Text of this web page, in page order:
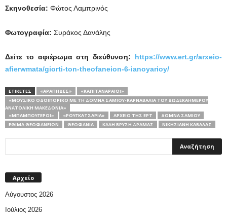
Σκηνοθεσία: Φώτος Λαμπρινός
Φωτογραφία: Συράκος Δανάλης
Δείτε το αφιέρωμα στη διεύθυνση: https://www.ert.gr/arxeio-
afierwmata/giorti-ton-theofaneion-6-ianoyarioy/
ΕΤΙΚΕΤΕΣ «ΑΡΆΠΗΔΕΣ»
«ΚΑΠΙΤΑΝΑΡΑΊΟΙ»
«ΜΟΥΣΙΚΌ ΟΔΟΙΠΟΡΙΚΌ ΜΕ ΤΗ ΔΌΜΝΑ ΣΑΜΊΟΥ-ΚΑΡΝΑΒΆΛΙΑ ΤΟΥ ΔΩΔΕΚΑΗΜΈΡΟΥ
ΑΝΑΤΟΛΙΚΉ ΜΑΚΕΔΟΝΊΑ»
«ΜΠΑΜΠΟΎΓΕΡΟΙ»
«ΡΟΥΓΚΑΤΣΆΡΙΑ» ΑΡΧΕΙΟ ΤΗΣ ΕΡΤ
ΔΌΜΝΑ ΣΑΜΊΟΥ
ΈΘΙΜΑ ΘΕΟΦΑΝΕΊΩΝ
ΘΕΟΦΆΝΙΑ ΚΑΛΉ ΒΡΎΣΗ ΔΡΆΜΑΣ ΝΙΚΉΣΙΑΝΗ ΚΑΒΆΛΑΣ
Αρχείο
Αύγουστος 2026
Ιούλιος 2026